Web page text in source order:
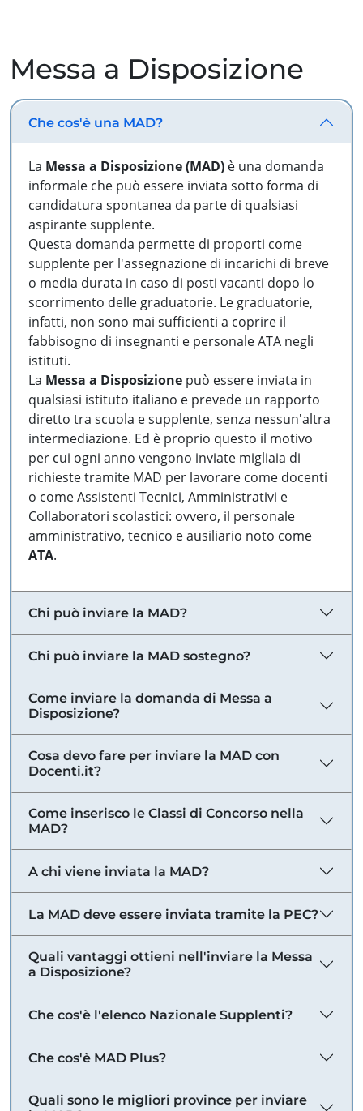
Messa a Disposizione
Che cos'è una MAD?
La Messa a Disposizione (MAD) è una domanda
informale che può essere inviata sotto forma di
candidatura spontanea da parte di qualsiasi
aspirante supplente.
Questa domanda permette di proporti come
supplente per l'assegnazione di incarichi di breve
o media durata in caso di posti vacanti dopo lo
scorrimento delle graduatorie. Le graduatorie,
infatti, non sono mai sufficienti a coprire il
fabbisogno di insegnanti e personale ATA negli
istituti.
La Messa a Disposizione può essere inviata in
qualsiasi istituto italiano e prevede un rapporto
diretto tra scuola e supplente, senza nessun'altra
intermediazione. Ed è proprio questo il motivo
per cui ogni anno vengono inviate migliaia di
richieste tramite MAD per lavorare come docenti
o come Assistenti Tecnici, Amministrativi e
Collaboratori scolastici: ovvero, il personale
amministrativo, tecnico e ausiliario noto come
ATA.
Chi può inviare la MAD?
Chi può inviare la MAD sostegno?
Come inviare la domanda di Messa a
Disposizione?
Cosa devo fare per inviare la MAD con
Docenti.it?
Come inserisco le Classi di Concorso nella
MAD?
A chi viene inviata la MAD?
La MAD deve essere inviata tramite la PEC?
Quali vantaggi ottieni nell'inviare la Messa
a Disposizione?
Che cos'è l'elenco Nazionale Supplenti?
Che cos'è MAD Plus?
Quali sono le migliori province per inviare